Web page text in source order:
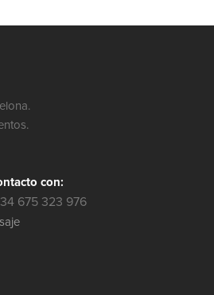
con:
675 323 976